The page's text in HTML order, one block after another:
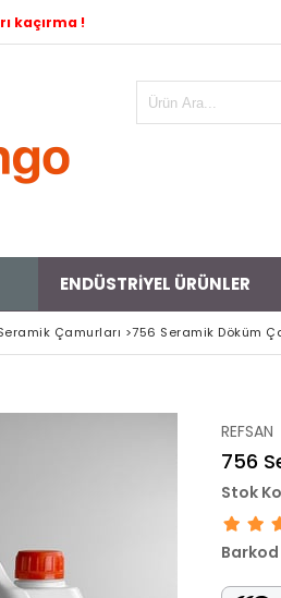
kaçırma !
ENDÜSTRİYEL ÜRÜNLER
Çamurları >756 Seramik Döküm
REFSAN
756
Barkod